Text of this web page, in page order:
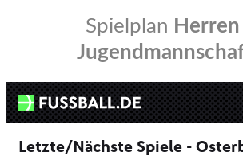
Spielplan Herren